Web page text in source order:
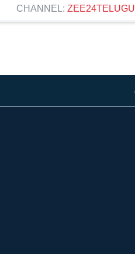
CHANNEL: